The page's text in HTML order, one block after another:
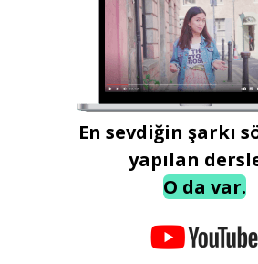
En sevdiğin şarkı
yapılan
O da var.